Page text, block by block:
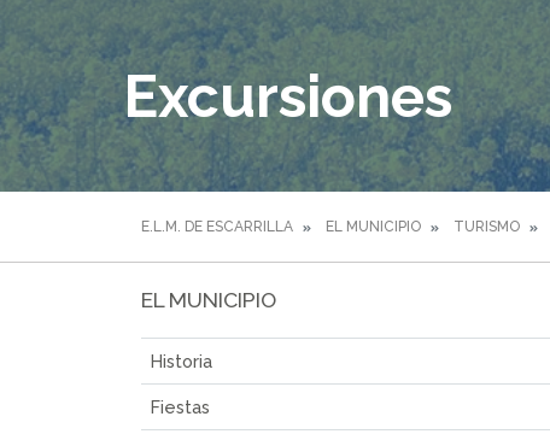
Excursiones
E.L.M. DE ESCARRILLA EL MUNICIPIO TURISMO
EL MUNICIPIO
Historia
Fiestas